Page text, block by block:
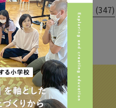
民間企業 (63) 公立 (347)
(18) 教育委員会 (4)